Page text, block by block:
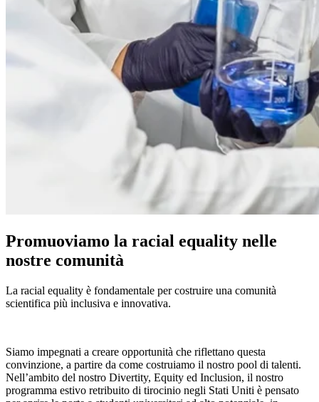
Promuoviamo la racial equality nelle
nostre comunità
La racial equality è fondamentale per costruire una comunità
scientifica più inclusiva e innovativa.
Siamo impegnati a creare opportunità che riflettano questa
convinzione, a partire da come costruiamo il nostro pool di talenti.
Nell’ambito del nostro Divertity, Equity ed Inclusion, il nostro
programma estivo retribuito di tirocinio negli Stati Uniti è pensato